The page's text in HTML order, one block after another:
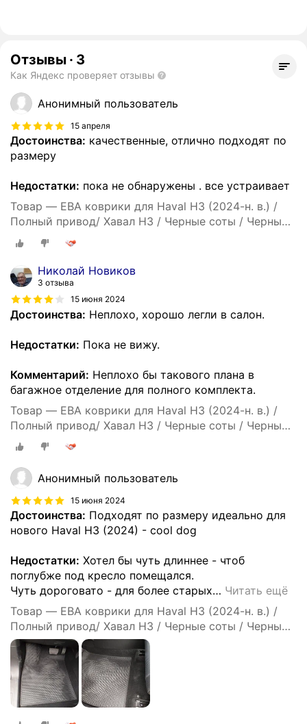
Отзывы · 3
Как Яндекс проверяет отзывы
Анонимный пользователь
15 апреля
Достоинства: качественные, отлично подходят по
размеру
Недостатки: пока не обнаружены . все устраивает
Товар — ЕВА коврики для Haval H3 (2024-н. в.) /
Полный привод/ Хавал Н3 / Черные соты / Черный
кант / Комплект 5 шт.
Николай Новиков
3 отзыва
15 июня 2024
Достоинства: Неплохо, хорошо легли в салон.
Недостатки: Пока не вижу.
Комментарий: Неплохо бы такового плана в
багажное отделение для полного комплекта.
Товар — ЕВА коврики для Haval H3 (2024-н. в.) /
Полный привод/ Хавал Н3 / Черные соты / Черный
кант / Комплект 5 шт.
Анонимный пользователь
15 июня 2024
Достоинства: Подходят по размеру идеально для
нового Haval H3 (2024) - cool dog
Недостатки: Хотел бы чуть длиннее - чтоб
поглубже под кресло помещался.
Чуть дороговато - для более старых… Читать ещё
Товар — ЕВА коврики для Haval H3 (2024-н. в.) /
Полный привод/ Хавал Н3 / Черные соты / Черный
кант / Комплект 5 шт.